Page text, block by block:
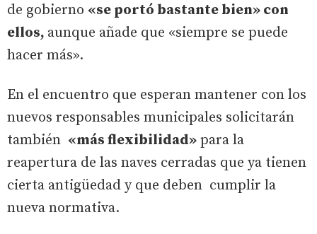
de gobierno «se portó bastante bien» con
ellos, aunque añade que «siempre se puede
hacer más».
En el encuentro que esperan mantener con los
nuevos responsables municipales solicitarán
también «más flexibilidad» para la
reapertura de las naves cerradas que ya tienen
cierta antigüedad y que deben cumplir la
nueva normativa.